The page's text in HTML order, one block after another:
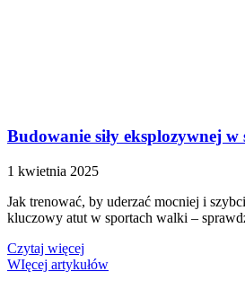
Budowanie siły eksplozywnej
1 kwietnia 2025
Jak trenować, by uderzać mocniej i
kluczowy atut w sportach walki –
Czytaj więcej
WIęcej artykułów